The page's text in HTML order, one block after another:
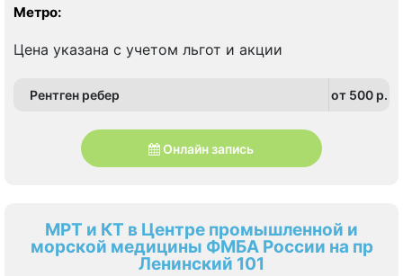
Метро:
Цена указана с учетом льгот и акции
Рентген ребер от 500 p.
Онлайн запись
МРТ и КТ в Центре промышленной и
морской медицины ФМБА России на пр
Ленинский 101